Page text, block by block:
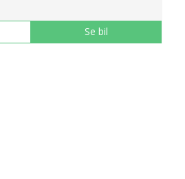
Se bil